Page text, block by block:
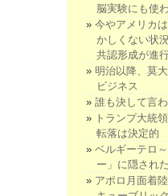
脳実験にも使
今やアメリカ
かしくない状
共認形成が進
明治以降、莫
ビジネス
誰も決して言
トランプ大統
転落は決定的
ベルギーテロ
ー」に隠され
アポロ月面着